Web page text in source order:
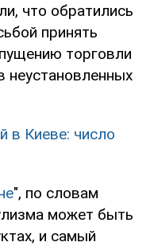
что обратились
принять
торговли
неустановленных
в Киеве: число
", по словам
может быть
и самый